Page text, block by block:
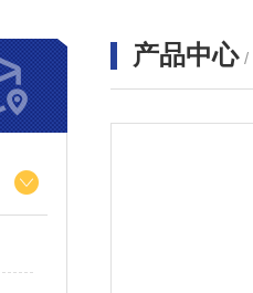
产品中心 /